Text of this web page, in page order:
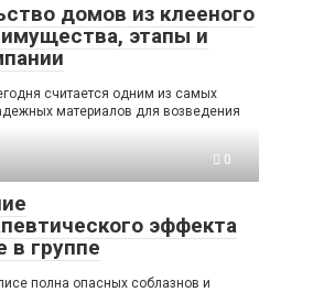
домов из клееного
этапы и
считается одним из самых
материалов для возведения
0
эффекта
в группе
полна опасных соблазнов и